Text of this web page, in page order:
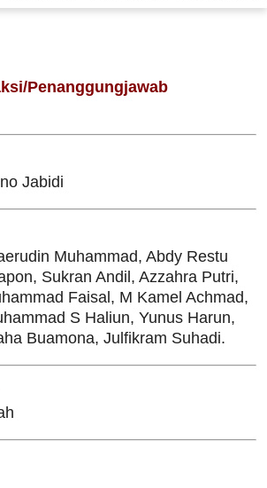
Penanggungjawab
Jabidi
Muhammad, Abdy Restu
Sukran Andil, Azzahra Putri,
Faisal, M Kamel Achmad,
S Haliun, Yunus Harun,
Buamona, Julfikram Suhadi.